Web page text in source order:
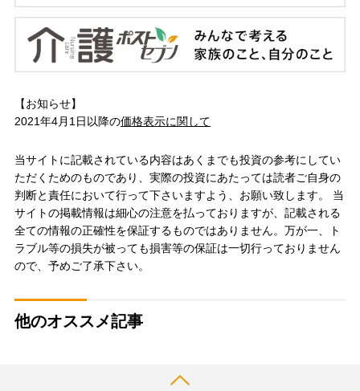
【お知らせ】
2021年4月1日以降の価格表示に関して
当サイトに記載されている内容はあくまでも投資の参考にしてい
ただくためのものであり、実際の投資にあたっては読者ご自身の
判断と責任において行って下さいますよう、お願い致します。 当
サイトの掲載情報は細心の注意を払っておりますが、記載される
全ての情報の正確性を保証するものではありません。万が一、ト
ラブル等の損失が被っても損害等の保証は一切行っておりません
ので、予めご了承下さい。
他のオススメ記事